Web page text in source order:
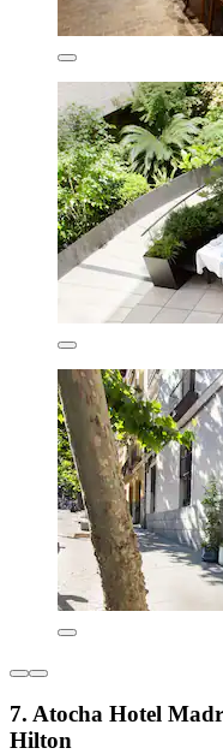
7. Atocha Hotel
Hilton